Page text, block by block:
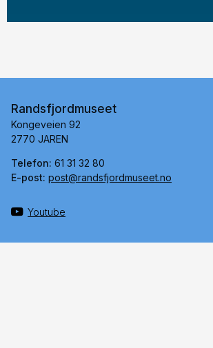
Randsfjordmuseet
Kongeveien 92
2770 JAREN
Telefon: 61 31 32 80
E-post: post@randsfjordmuseet.no
Youtube